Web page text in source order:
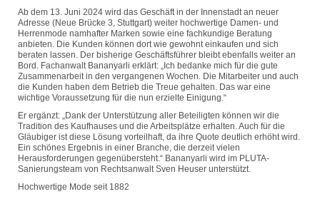
Ab dem 13. Juni 2024 wird das Geschäft in der Innenstadt an neuer
Adresse (Neue Brücke 3, Stuttgart) weiter hochwertige Damen- und
Herrenmode namhafter Marken sowie eine fachkundige Beratung
anbieten. Die Kunden können dort wie gewohnt einkaufen und sich
beraten lassen. Der bisherige Geschäftsführer bleibt ebenfalls weiter an
Bord. Fachanwalt Bananyarli erklärt: „Ich bedanke mich für die gute
Zusammenarbeit in den vergangenen Wochen. Die Mitarbeiter und auch
die Kunden haben dem Betrieb die Treue gehalten. Das war eine
wichtige Voraussetzung für die nun erzielte Einigung.“
Er ergänzt: „Dank der Unterstützung aller Beteiligten können wir die
Tradition des Kaufhauses und die Arbeitsplätze erhalten. Auch für die
Gläubiger ist diese Lösung vorteilhaft, da ihre Quote deutlich erhöht wird.
Ein schönes Ergebnis in einer Branche, die derzeit vielen
Herausforderungen gegenübersteht.“ Bananyarli wird im PLUTA-
Sanierungsteam von Rechtsanwalt Sven Heuser unterstützt.
Hochwertige Mode seit 1882